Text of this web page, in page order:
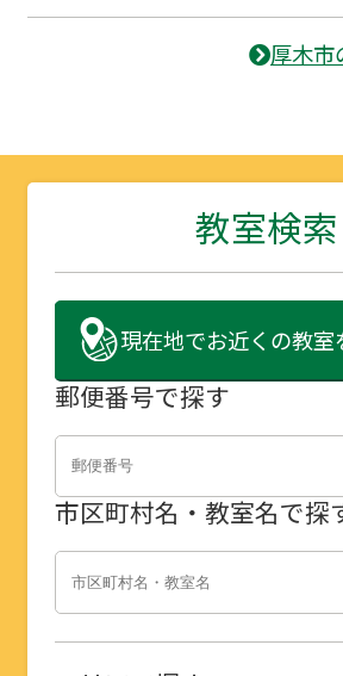
厚木市
教室検索
現在地でお近くの教室
郵便番号で探す
市区町村名・教室名で探